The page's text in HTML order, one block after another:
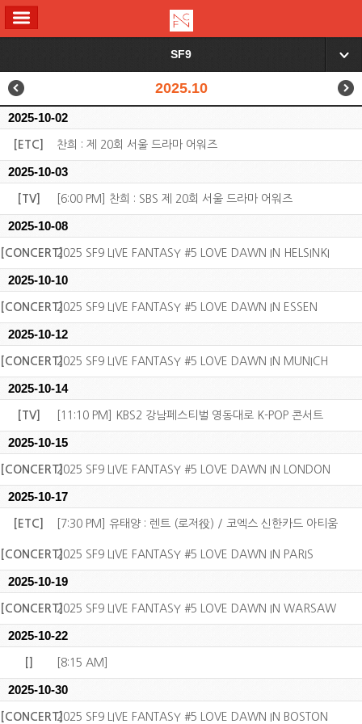
SF9 ▼
2025.10
2025-10-02
[ETC] 찬희 : 제 20회 서울 드라마 어워즈
2025-10-03
[TV] [6:00 PM] 찬희 : SBS 제 20회 서울 드라마 어워즈
2025-10-08
[CONCERT]2025 SF9 LIVE FANTASY #5 LOVE DAWN IN HELSINKI
2025-10-10
[CONCERT]2025 SF9 LIVE FANTASY #5 LOVE DAWN IN ESSEN
2025-10-12
[CONCERT]2025 SF9 LIVE FANTASY #5 LOVE DAWN IN MUNICH
2025-10-14
[TV] [11:10 PM] KBS2 강남페스티벌 영동대로 K-POP 콘서트
2025-10-15
[CONCERT]2025 SF9 LIVE FANTASY #5 LOVE DAWN IN LONDON
2025-10-17
[ETC] [7:30 PM] 유태양 : 렌트 (로저役) / 코엑스 신한카드 아티움
[CONCERT]2025 SF9 LIVE FANTASY #5 LOVE DAWN IN PARIS
2025-10-19
[CONCERT]2025 SF9 LIVE FANTASY #5 LOVE DAWN IN WARSAW
2025-10-22
[8:15 AM]
2025-10-30
[CONCERT]2025 SF9 LIVE FANTASY #5 LOVE DAWN IN BOSTON